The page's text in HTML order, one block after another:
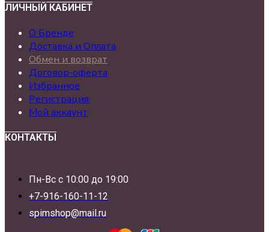
ЛИЧНЫЙ КАБИНЕТ
О Бренде
Доставка и Оплата
Обмен и возврат
Договор-оферта
Избранное
Регистрация
Мой аккаунт
КОНТАКТЫ
Пн-Вс с 10:00 до 19:00
+7-916-160-11-12
spimshop@mail.ru